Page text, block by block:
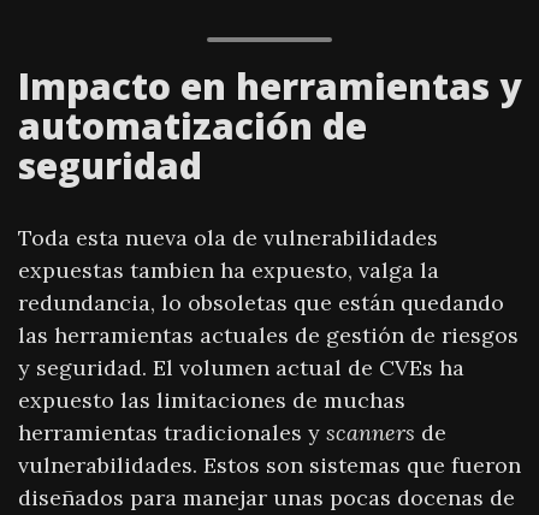
Impacto en herramientas y
automatización de
seguridad
Toda esta nueva ola de vulnerabilidades
expuestas tambien ha expuesto, valga la
redundancia, lo obsoletas que están quedando
las herramientas actuales de gestión de riesgos
y seguridad. El volumen actual de CVEs ha
expuesto las limitaciones de muchas
herramientas tradicionales y scanners de
vulnerabilidades. Estos son sistemas que fueron
diseñados para manejar unas pocas docenas de